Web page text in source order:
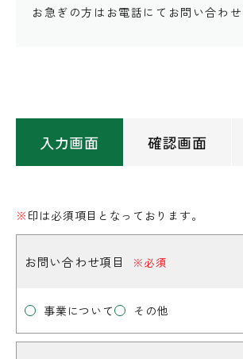
お急ぎの方はお電話にてお問い合わせ
入力画面 確認画面
※ 印は必須項目となっております。
お問い合わせ項目 ※必須
事業について その他